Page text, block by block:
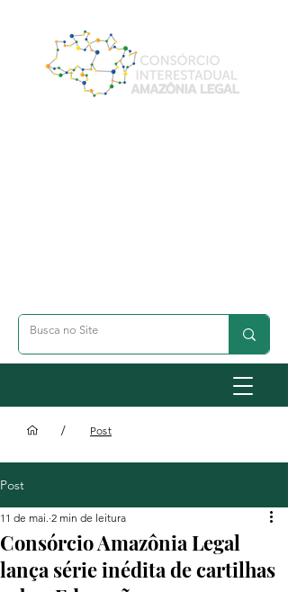
/ Post
Post
Consórcio Amazônia Legal
lança série inédita de cartilhas
11 de mai. 2 min de leitura